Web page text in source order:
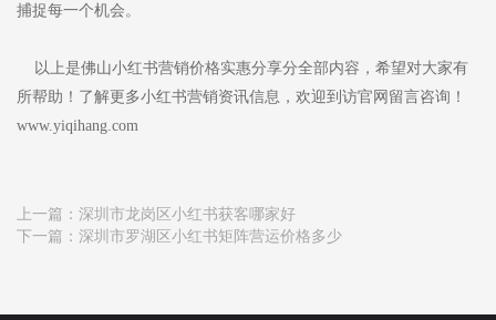
捕捉每一个机会。
以上是佛山小红书营销价格实惠分享分全部内容，希望对大家有
所帮助！了解更多小红书营销资讯信息，欢迎到访官网留言咨询！
www.yiqihang.com
上一篇： 深圳市龙岗区小红书获客哪家好
下一篇： 深圳市罗湖区小红书矩阵营运价格多少